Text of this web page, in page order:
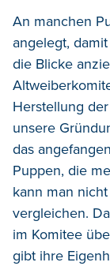
An manchen
angelegt,
die Blicke
Herstellung
unsere
das
Puppen, die
kann man
vergleichen.
im Komitee
gibt ihre